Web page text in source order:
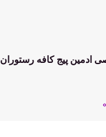
ادمین پیج کافه رستوران